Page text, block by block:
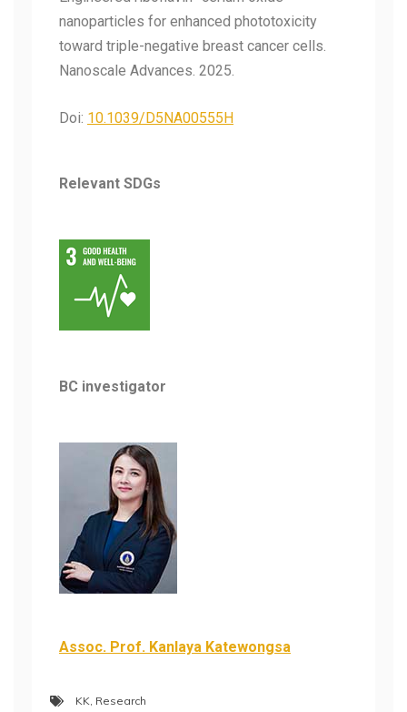
nanoparticles for enhanced phototoxicity
toward triple-negative breast cancer cells.
Nanoscale Advances. 2025.
Doi: 10.1039/D5NA00555H
Relevant SDGs
BC investigator
Assoc. Prof. Kanlaya Katewongsa
KK, Research